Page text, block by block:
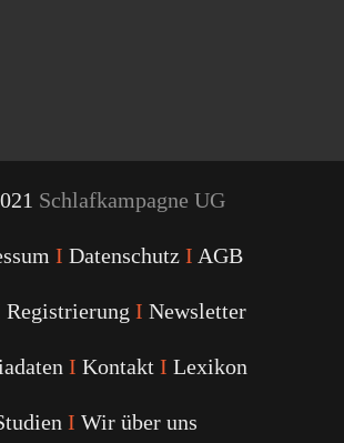
Schlafkampagne UG
I Datenschutz I AGB
Registrierung I Newsletter
I Kontakt I Lexikon
I Wir über uns